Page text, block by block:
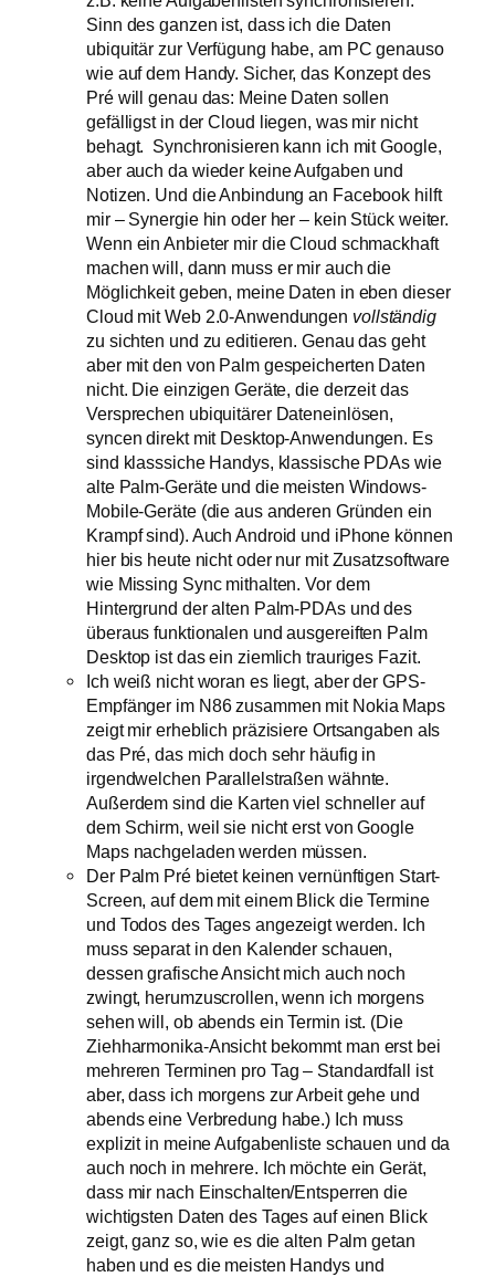
Sinn des ganzen ist, dass ich die Daten
ubiquitär zur Verfügung habe, am PC genauso
wie auf dem Handy. Sicher, das Konzept des
Pré will genau das: Meine Daten sollen
gefälligst in der Cloud liegen, was mir nicht
behagt. Synchronisieren kann ich mit Google,
aber auch da wieder keine Aufgaben und
Notizen. Und die Anbindung an Facebook hilft
mir – Synergie hin oder her – kein Stück weiter.
Wenn ein Anbieter mir die Cloud schmackhaft
machen will, dann muss er mir auch die
Möglichkeit geben, meine Daten in eben dieser
Cloud mit Web 2.0-Anwendungen vollständig
zu sichten und zu editieren. Genau das geht
aber mit den von Palm gespeicherten Daten
nicht. Die einzigen Geräte, die derzeit das
Versprechen ubiquitärer Dateneinlösen,
syncen direkt mit Desktop-Anwendungen. Es
sind klasssiche Handys, klassische PDAs wie
alte Palm-Geräte und die meisten Windows-
Mobile-Geräte (die aus anderen Gründen ein
Krampf sind). Auch Android und iPhone können
hier bis heute nicht oder nur mit Zusatzsoftware
wie Missing Sync mithalten. Vor dem
Hintergrund der alten Palm-PDAs und des
überaus funktionalen und ausgereiften Palm
Desktop ist das ein ziemlich trauriges Fazit.
Ich weiß nicht woran es liegt, aber der GPS-
Empfänger im N86 zusammen mit Nokia Maps
zeigt mir erheblich präzisiere Ortsangaben als
das Pré, das mich doch sehr häufig in
irgendwelchen Parallelstraßen wähnte.
Außerdem sind die Karten viel schneller auf
dem Schirm, weil sie nicht erst von Google
Maps nachgeladen werden müssen.
Der Palm Pré bietet keinen vernünftigen Start-
Screen, auf dem mit einem Blick die Termine
und Todos des Tages angezeigt werden. Ich
muss separat in den Kalender schauen,
dessen grafische Ansicht mich auch noch
zwingt, herumzuscrollen, wenn ich morgens
sehen will, ob abends ein Termin ist. (Die
Ziehharmonika-Ansicht bekommt man erst bei
mehreren Terminen pro Tag – Standardfall ist
aber, dass ich morgens zur Arbeit gehe und
abends eine Verbredung habe.) Ich muss
explizit in meine Aufgabenliste schauen und da
auch noch in mehrere. Ich möchte ein Gerät,
dass mir nach Einschalten/Entsperren die
wichtigsten Daten des Tages auf einen Blick
zeigt, ganz so, wie es die alten Palm getan
haben und es die meisten Handys und